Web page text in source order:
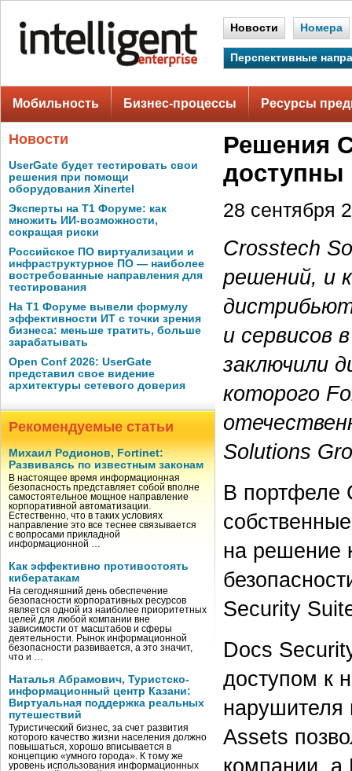
Новости Номера
Перспективные
Мобильность Бизнес-процессы Ресурсы
Новости
UserGate будет тестировать свои
решения при помощи
оборудования Xinertel
Эксперты на Т1 Форуме: как
множить ИИ-возможности,
сокращая риски
Российское ПО виртуализации и
инфраструктурное ПО — наиболее
востребованные направления для
тестирования
На Т1 Форуме вывели формулу
эффективности ИТ с точки зрения
бизнеса: меньше тратить, больше
зарабатывать
Open Conf 2026: UserGate
представил свое видение
архитектуры сетевого доверия
Рекомендуемые статьи
Михаил Родионов, Fortinet:
Развиваясь по известным законам
В настоящее время информационная
безопасность представляет собой вполне
самостоятельное мощное направление
корпоративной автоматизации.
Естественно, что в таких условиях
направление это все теснее связывается
с вопросами прикладной
информационной …
Как эффективно противостоять
кибератакам
На сегодняшний день обеспечение
безопасности корпоративных ресурсов
является одной из наиболее приоритетных
целей для любой компании вне
зависимости от масштабов и сферы
деятельности. Рынок информационной
безопасности развивается, а это значит,
что и …
Наталья Абрамович, Туристско-
информационный центр Казани:
Виртуальная поддержка реальных
путешествий
Туристический бизнес, за счет развития
которого качество жизни населения должно
повышаться, хорошо вписывается в
концепцию «умного города». К тому же
уровень использования информационных
Решения
доступны
28 сентября
Crosstech
решений, и
и сервисов
заключили
которого
Solutions
В портфеле
на решение
Security
Docs
доступом к
нарушителя
Assets
компании, а